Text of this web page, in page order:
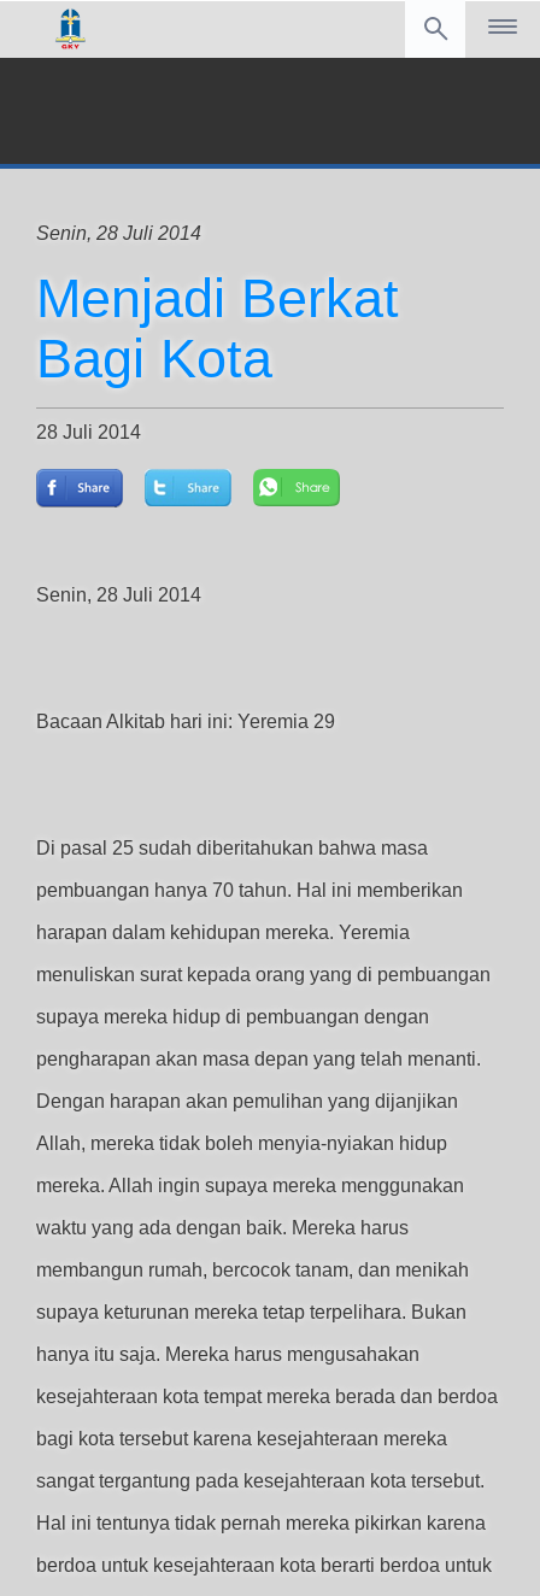
Senin, 28 Juli 2014
Menjadi Berkat
Bagi Kota
28 Juli 2014
Senin, 28 Juli 2014
Bacaan Alkitab hari ini: Yeremia 29
Di pasal 25 sudah diberitahukan bahwa masa
pembuangan hanya 70 tahun. Hal ini memberikan
harapan dalam kehidupan mereka. Yeremia
menuliskan surat kepada orang yang di pembuangan
supaya mereka hidup di pembuangan dengan
pengharapan akan masa depan yang telah menanti.
Dengan harapan akan pemulihan yang dijanjikan
Allah, mereka tidak boleh menyia-nyiakan hidup
mereka. Allah ingin supaya mereka menggunakan
waktu yang ada dengan baik. Mereka harus
membangun rumah, bercocok tanam, dan menikah
supaya keturunan mereka tetap terpelihara. Bukan
hanya itu saja. Mereka harus mengusahakan
kesejahteraan kota tempat mereka berada dan berdoa
bagi kota tersebut karena kesejahteraan mereka
sangat tergantung pada kesejahteraan kota tersebut.
Hal ini tentunya tidak pernah mereka pikirkan karena
berdoa untuk kesejahteraan kota berarti berdoa untuk